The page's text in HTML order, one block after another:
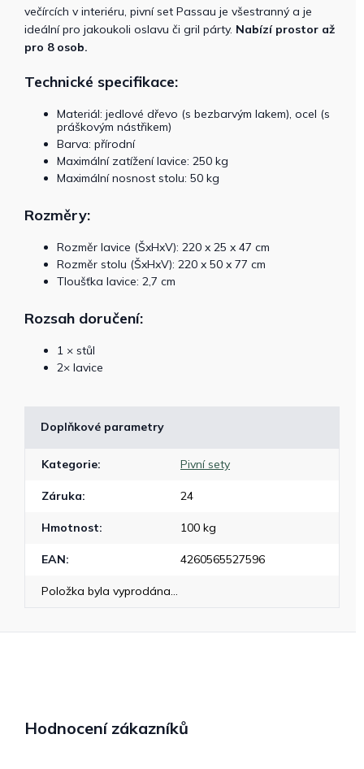
večírcích v interiéru, pivní set Passau je všestranný a je
ideální pro jakoukoli oslavu či gril párty. Nabízí prostor až
pro 8 osob.
Technické specifikace:
Materiál: jedlové dřevo (s bezbarvým lakem), ocel (s
práškovým nástřikem)
Barva: přírodní
Maximální zatížení lavice: 250 kg
Maximální nosnost stolu: 50 kg
Rozměry:
Rozměr lavice (ŠxHxV): 220 x 25 x 47 cm
Rozměr stolu (ŠxHxV): 220 x 50 x 77 cm
Tloušťka lavice: 2,7 cm
Rozsah doručení:
1 × stůl
2× lavice
Doplňkové parametry
Kategorie: Pivní sety
Záruka: 24
Hmotnost: 100 kg
EAN: 4260565527596
Položka byla vyprodána…
Hodnocení zákazníků